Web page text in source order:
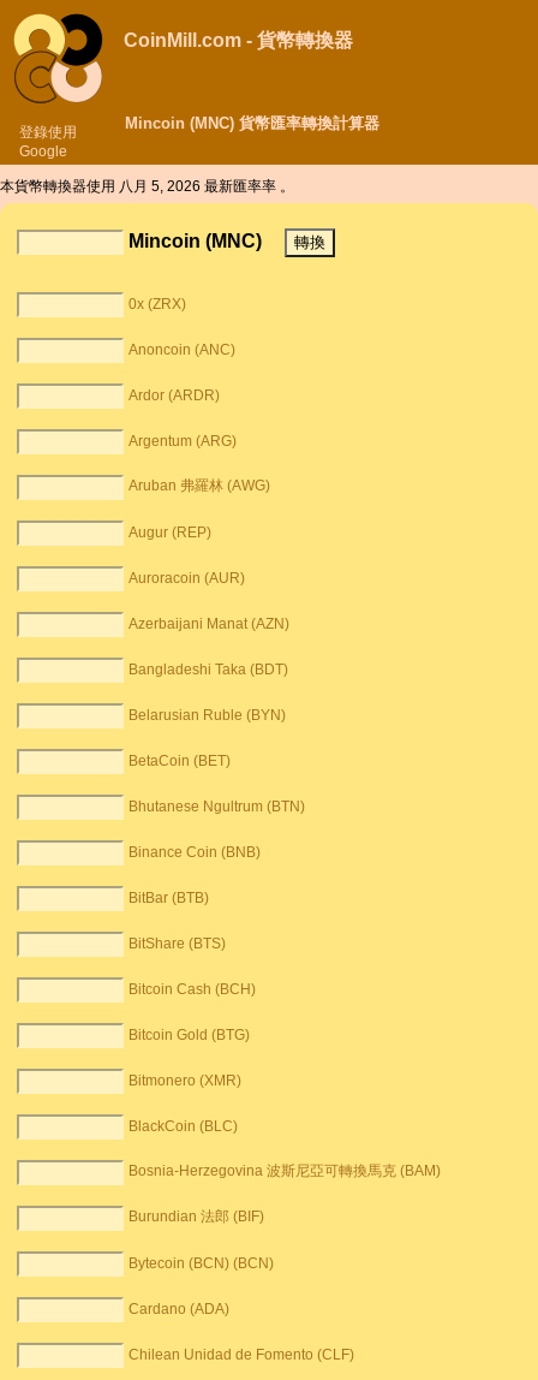
登錄使用
Google
CoinMill.com - 貨幣轉換器
Mincoin (MNC) 貨幣匯率轉換計算器
本貨幣轉換器使用 八月 5, 2026 最新匯率率 。
Mincoin (MNC)
0x (ZRX)
Anoncoin (ANC)
Ardor (ARDR)
Argentum (ARG)
Aruban 弗羅林 (AWG)
Augur (REP)
Auroracoin (AUR)
Azerbaijani Manat (AZN)
Bangladeshi Taka (BDT)
Belarusian Ruble (BYN)
BetaCoin (BET)
Bhutanese Ngultrum (BTN)
Binance Coin (BNB)
BitBar (BTB)
BitShare (BTS)
Bitcoin Cash (BCH)
Bitcoin Gold (BTG)
Bitmonero (XMR)
BlackCoin (BLC)
Bosnia-Herzegovina 波斯尼亞可轉換馬克 (BAM)
Burundian 法郎 (BIF)
Bytecoin (BCN) (BCN)
Cardano (ADA)
Chilean Unidad de Fomento (CLF)